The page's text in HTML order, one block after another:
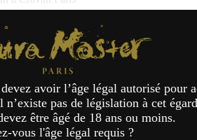
Jury Honkaku-shochu &
Kura Master Paris
avoir l’âge légal autorisé pour
n’existe pas de législation à cet
être âgé de 18 ans ou moins.
vous l'âge légal requis ?